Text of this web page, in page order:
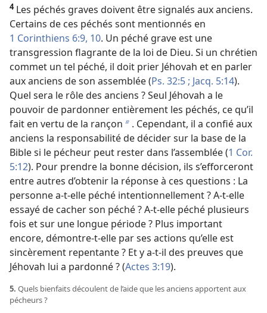
4Les péchés graves doivent être signalés aux anciens.
Certains de ces péchés sont mentionnés en
1 Corinthiens 6:9, 10. Un péché grave est une
transgression flagrante de la loi de Dieu. Si un chrétien
commet un tel péché, il doit prier Jéhovah et en parler
aux anciens de son assemblée (Ps. 32:5 ; Jacq. 5:14).
Quel sera le rôle des anciens ? Seul Jéhovah a le
pouvoir de pardonner entièrement les péchés, ce qu’il
fait en vertu de la rançon b . Cependant, il a confié aux
anciens la responsabilité de décider sur la base de la
Bible si le pécheur peut rester dans l’assemblée (1 Cor.
5:12). Pour prendre la bonne décision, ils s’efforceront
entre autres d’obtenir la réponse à ces questions : La
personne a-​t-​elle péché intentionnellement ? A-​t-​elle
essayé de cacher son péché ? A-​t-​elle péché plusieurs
fois et sur une longue période ? Plus important
encore, démontre-​t-​elle par ses actions qu’elle est
sincèrement repentante ? Et y a-​t-​il des preuves que
Jéhovah lui a pardonné ? (Actes 3:19).
5. Quels bienfaits découlent de l’aide que les anciens apportent aux
pécheurs ?